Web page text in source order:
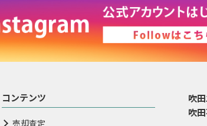
コンテンツ
売却査定
吹
吹